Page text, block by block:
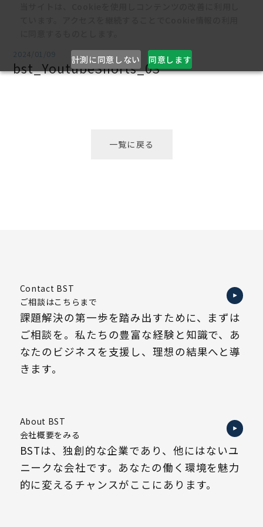
計測に同意しない 同意します
2024/01/09
bst_YoutubeShorts_03
一覧に戻る
Contact BST
ご相談はこちらまで
課題解決の第一歩を踏み出すために、まずは
ご相談を。私たちの豊富な経験と知識で、あ
なたのビジネスを支援し、理想の結果へと導
きます。
About BST
会社概要をみる
BSTは、独創的な企業であり、他にはないユ
ニークな会社です。あなたの働く環境を魅力
的に変えるチャンスがここにあります。